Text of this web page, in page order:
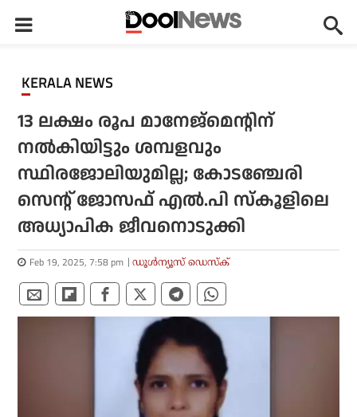
KERALA NEWS
13 ലക്ഷം രൂപ മാനേജ്‌മെന്റിന്
നല്‍കിയിട്ടും ശമ്പളവും
സ്ഥിരജോലിയുമില്ല; കോടഞ്ചേരി
സെന്റ് ജോസഫ് എല്‍.പി സ്‌കൂളിലെ
അധ്യാപിക ജീവനൊടുക്കി
Feb 19, 2025, 7:58 pm ഡൂള്‍ന്യൂസ് ഡെസ്‌ക്